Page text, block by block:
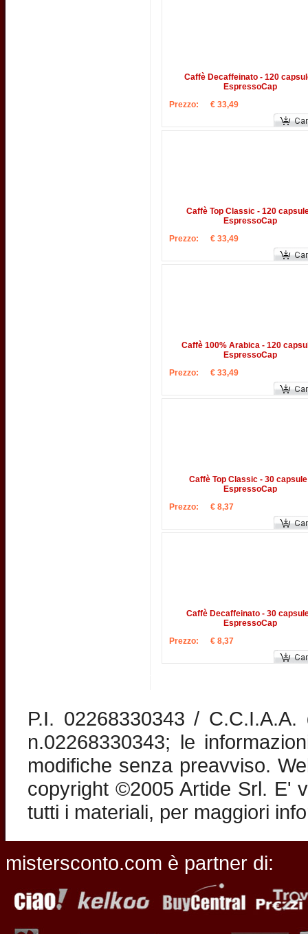
Caffè Decaffeinato - 120
EspressoCap
Prezzo:
€ 33,49
Caffè Top Classic - 120
EspressoCap
Prezzo:
€ 33,49
Caffè 100% Arabica - 120
EspressoCap
Prezzo:
€ 33,49
Caffè Top Classic - 30 capsule
EspressoCap
Prezzo:
€ 8,37
Caffè Decaffeinato - 30
EspressoCap
Prezzo:
€ 8,37
P.I. 02268330343 /
n.02268330343; le
modifiche senza preavviso.
copyright ©2005 Artide Srl. E'
tutti i materiali, per maggiori
mistersconto.com è partner di: